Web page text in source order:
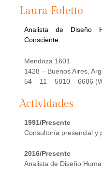
Laura Foletto
Analista de Diseño
Consciente.
Mendoza 1601
1428 – Buenos Aires,
54 – 11 – 5810 – 6686
Actividades
1991/Presente
Consultoría presencial y
2016/Presente
Analista de Diseño